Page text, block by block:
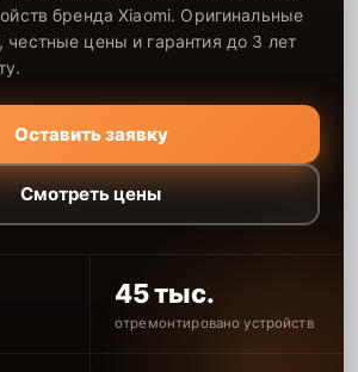
бренда Xiaomi. Оригинальные
цены и гарантия до 3 лет
Оставить заявку
Смотреть цены
45 тыс.
отремонтировано устройств